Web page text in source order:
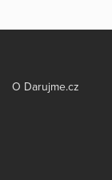
O Darujme.cz